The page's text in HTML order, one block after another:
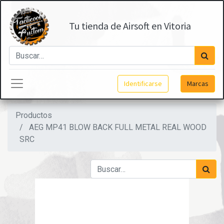
Tu tienda de Airsoft en Vitoria
Identificarse Marcas
Productos
AEG MP41 BLOW BACK FULL METAL REAL WOOD
SRC